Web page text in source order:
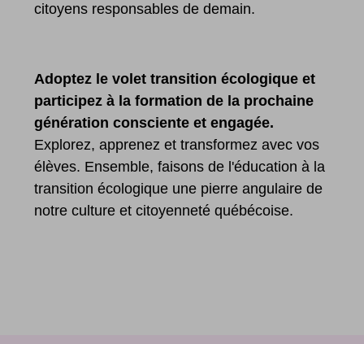
citoyens responsables de demain.
Adoptez le volet transition écologique et
participez à la formation de la prochaine
génération consciente et engagée.
Explorez, apprenez et transformez avec vos
élèves. Ensemble, faisons de l'éducation à la
transition écologique une pierre angulaire de
notre culture et citoyenneté québécoise.